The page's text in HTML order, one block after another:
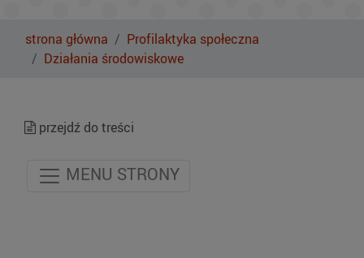
strona główna
Profilaktyka społeczna
Działania środowiskowe
przejdź do treści
MENU STRONY